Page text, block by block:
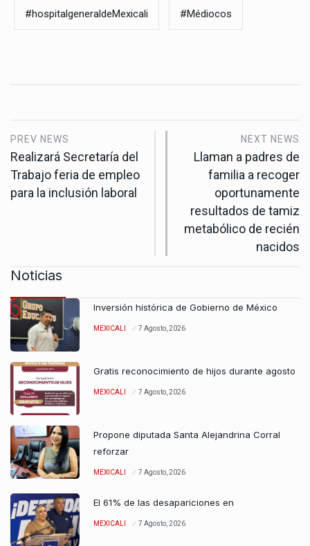
#hospitalgeneraldeMexicali #Médiocos
PREV NEWS
Realizará Secretaría del
Trabajo feria de empleo
para la inclusión laboral
NEXT NEWS
Llaman a padres de
familia a recoger
oportunamente
resultados de tamiz
metabólico de recién
nacidos
Noticias
Inversión histórica de Gobierno de México
MEXICALI 7 Agosto, 2026
Gratis reconocimiento de hijos durante agosto
MEXICALI 7 Agosto, 2026
Propone diputada Santa Alejandrina Corral
reforzar
MEXICALI 7 Agosto, 2026
El 61% de las desapariciones en
MEXICALI 7 Agosto, 2026